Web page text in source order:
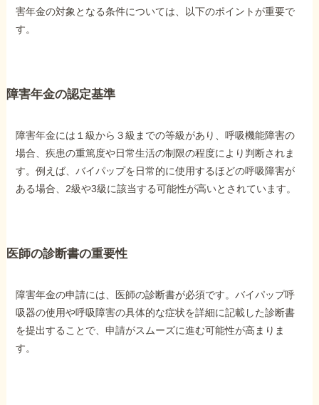
害年金の対象となる条件については、以下のポイントが重要で
す。
障害年金の認定基準
障害年金には１級から３級までの等級があり、呼吸機能障害の
場合、疾患の重篤度や日常生活の制限の程度により判断されま
す。例えば、バイパップを日常的に使用するほどの呼吸障害が
ある場合、2級や3級に該当する可能性が高いとされています。
医師の診断書の重要性
障害年金の申請には、医師の診断書が必須です。バイパップ呼
吸器の使用や呼吸障害の具体的な症状を詳細に記載した診断書
を提出することで、申請がスムーズに進む可能性が高まりま
す。